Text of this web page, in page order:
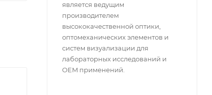
является ведущим
производителем
высококачественной оптики,
оптомеханических элементов и
систем визуализации для
лабораторных исследований и
OEM применений.